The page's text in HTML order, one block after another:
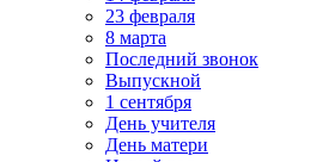
23 февраля
8 марта
Последний звонок
Выпускной
1 сентября
День учителя
День матери